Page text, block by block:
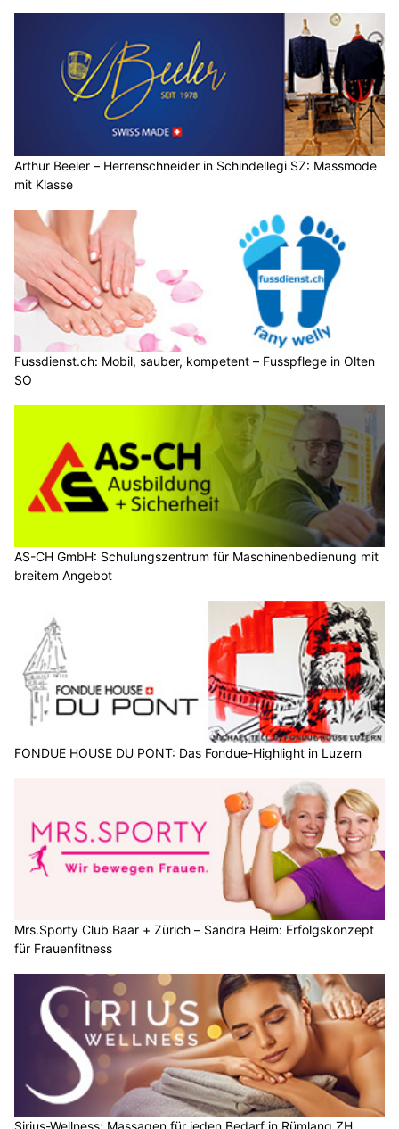
Arthur Beeler – Herrenschneider in Schindellegi SZ: Massmode
mit Klasse
Fussdienst.ch: Mobil, sauber, kompetent – Fusspflege in Olten
SO
AS-CH GmbH: Schulungszentrum für Maschinenbedienung mit
breitem Angebot
FONDUE HOUSE DU PONT: Das Fondue-Highlight in Luzern
Mrs.Sporty Club Baar + Zürich – Sandra Heim: Erfolgskonzept
für Frauenfitness
Sirius-Wellness: Massagen für jeden Bedarf in Rümlang ZH